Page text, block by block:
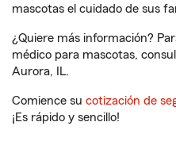
mascotas el cuidado de sus
¿Quiere más información?
médico para mascotas,
Aurora, IL.
Comience su cotización de
¡Es rápido y sencillo!